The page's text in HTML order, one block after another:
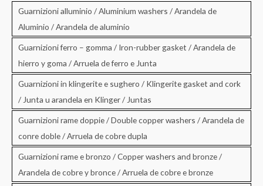
Guarnizioni alluminio / Aluminium washers / Arandela de
Aluminio / Arandela de aluminio
Guarnizioni ferro – gomma / Iron-rubber gasket / Arandela de
hierro y goma / Arruela de ferro e Junta
Guarnizioni in klingerite e sughero / Klingerite gasket and cork
/ Junta u arandela en Klinger / Juntas
Guarnizioni rame doppie / Double copper washers / Arandela de
conre doble / Arruela de cobre dupla
Guarnizioni rame e bronzo / Copper washers and bronze /
Arandela de cobre y bronce / Arruela de cobre e bronze